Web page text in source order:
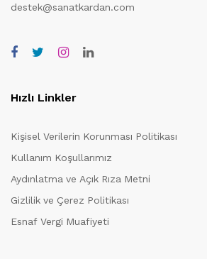
destek@sanatkardan.com
Hızlı Linkler
Kişisel Verilerin Korunması Politikası
Kullanım Koşullarımız
Aydınlatma ve Açık Rıza Metni
Gizlilik ve Çerez Politikası
Esnaf Vergi Muafiyeti